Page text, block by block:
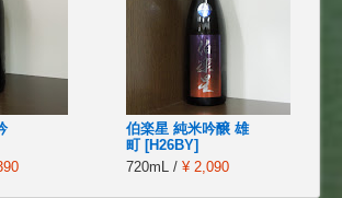
伯楽星 純米吟醸 雄
町 [H26BY]
720mL / ¥ 2,090